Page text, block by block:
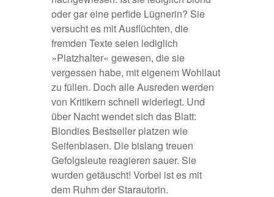
oder gar eine perfide Lügnerin? Sie
versucht es mit Ausflüchten, die
fremden Texte seien lediglich
»Platzhalter« gewesen, die sie
vergessen habe, mit eigenem Wohllaut
zu füllen. Doch alle Ausreden werden
von Kritikern schnell widerlegt. Und
über Nacht wendet sich das Blatt:
Blondies Bestseller platzen wie
Seifenblasen. Die bislang treuen
Gefolgsleute reagieren sauer. Sie
wurden getäuscht! Vorbei ist es mit
dem Ruhm der Starautorin.